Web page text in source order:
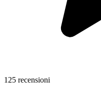
125 recensioni